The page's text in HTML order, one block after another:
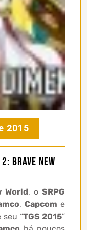
2015
Brave New
World, o SRPG
, Capcom e
seu “TGS 2015”